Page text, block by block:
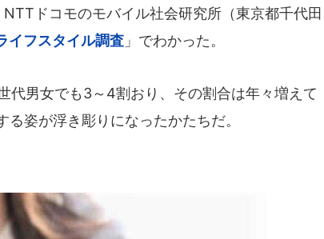
ドコモのモバイル社会研究所（東京都千代田
イフスタイル調査 」でわかった。
代男女でも3～4割おり、その割合は年々増えて
姿が浮き彫りになったかたちだ。